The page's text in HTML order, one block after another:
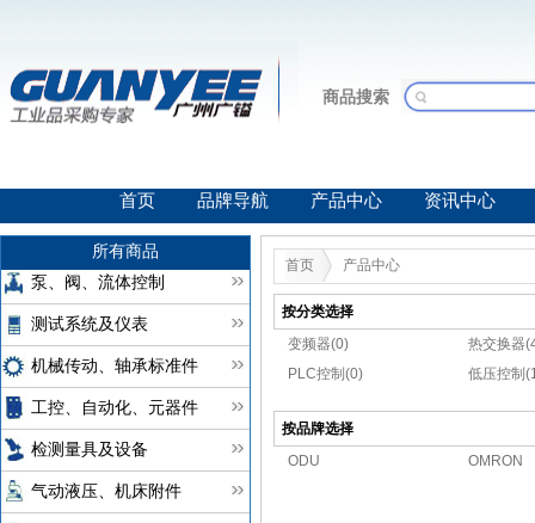
商品搜索
首页 品牌导航 产品中心 资讯中心
所有商品
泵、阀、流体控制
测试系统及仪表
机械传动、轴承标准件
工控、自动化、元器件
检测量具及设备
气动液压、机床附件
首页 产品中心
按分类选择
变频器(0)
热交换器
PLC控制(0)
低压控制
按品牌选择
ODU
OMRON